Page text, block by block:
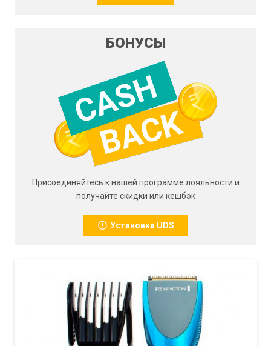
БОНУСЫ
Присоединяйтесь к нашей программе лояльности и
получайте скидки или кешбэк
Установка UDS